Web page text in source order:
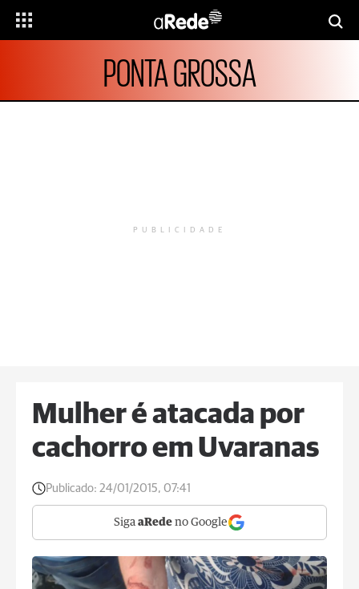
PONTA GROSSA
PUBLICIDADE
Mulher é atacada por
cachorro em Uvaranas
Publicado: 24/01/2015, 07:41
Siga aRede no Google